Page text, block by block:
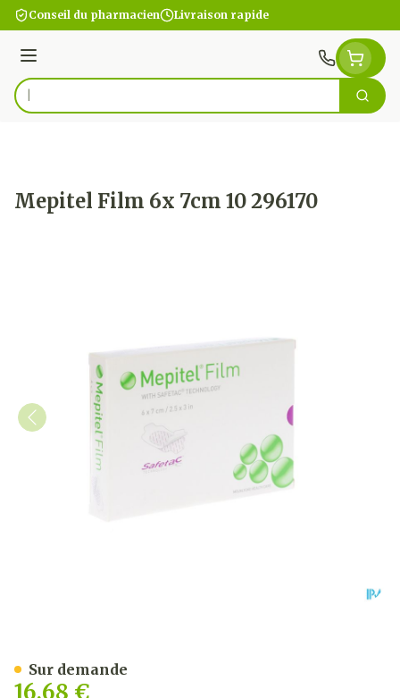
Aller au contenu
Conseil du pharmacien Livraison rapide
Menu
Rechercher
Mepitel Film 6x 7cm 10 296170
16,68 €
Sur demande